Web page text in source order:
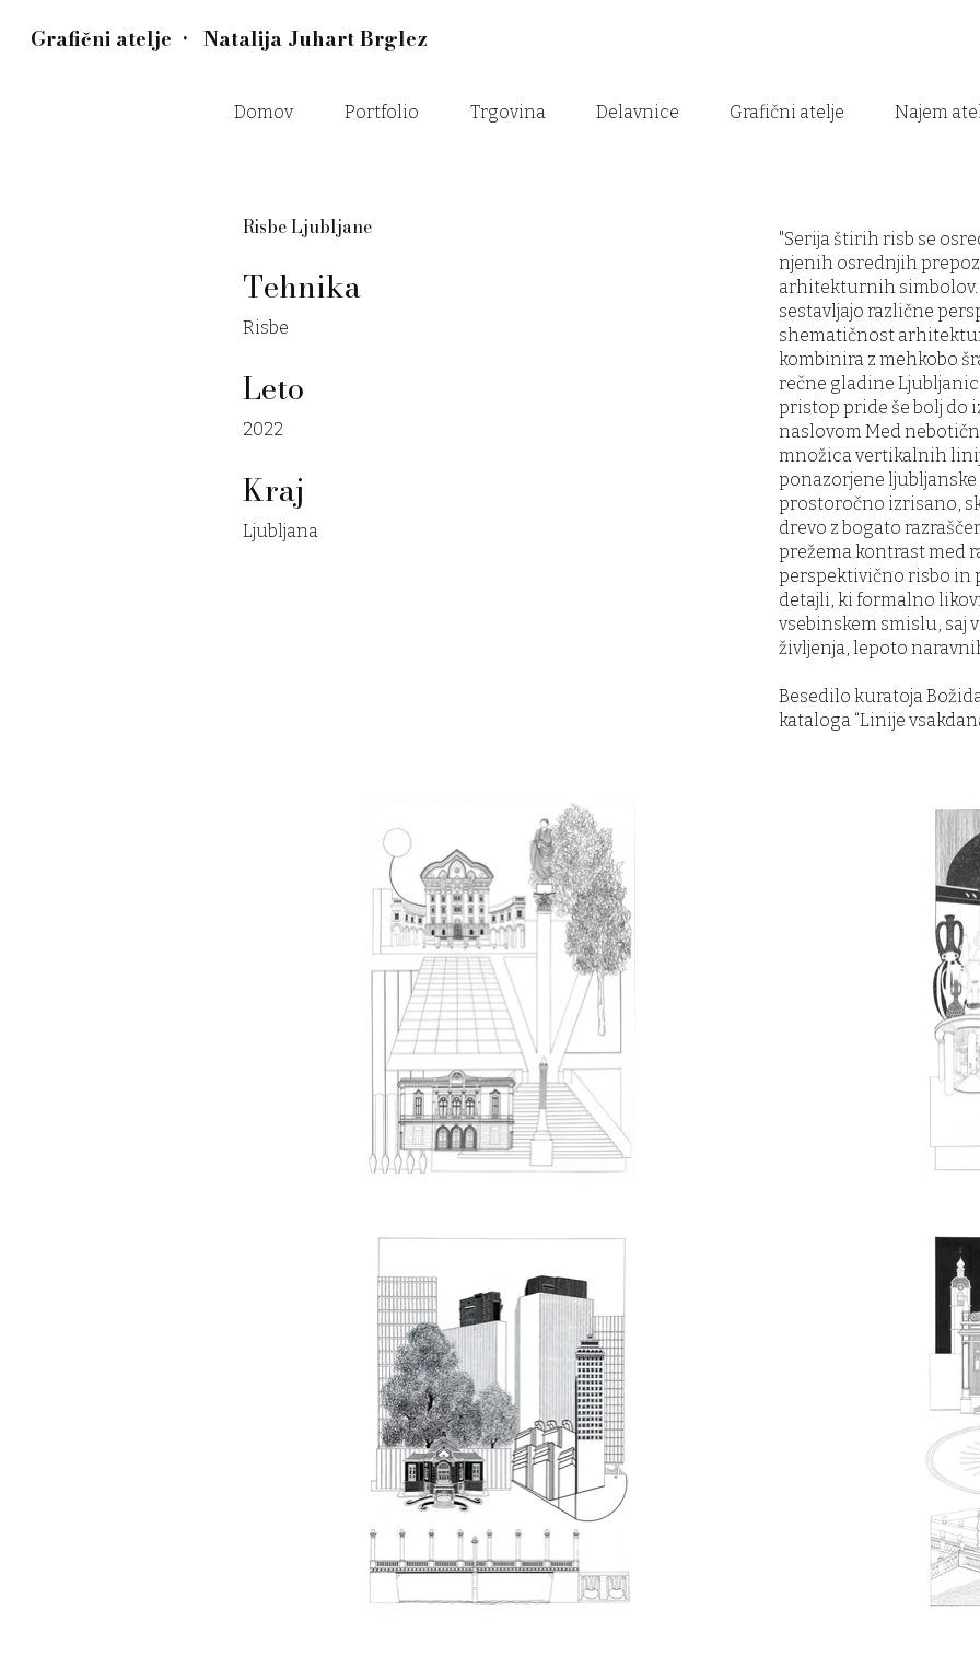
Grafični atelje • Natalija Juhart Brglez
Domov Portfolio Trgovina Delavnice Grafični atelje Najem
Risbe Ljubljane
Tehnika
Risbe
Leto
2022
Kraj
Ljubljana
"Serija štirih risb se
njenih osrednjih
arhitekturnih simbolov.
sestavljajo različne
shematičnost
kombinira z mehkobo
rečne gladine
pristop pride še bolj do
naslovom Med
množica vertikalnih
ponazorjene
prostoročno izrisano,
drevo z bogato
prežema kontrast med
perspektivično risbo
detajli, ki formalno
vsebinskem smislu, saj
življenja, lepoto
Besedilo kuratoja
kataloga “Linije